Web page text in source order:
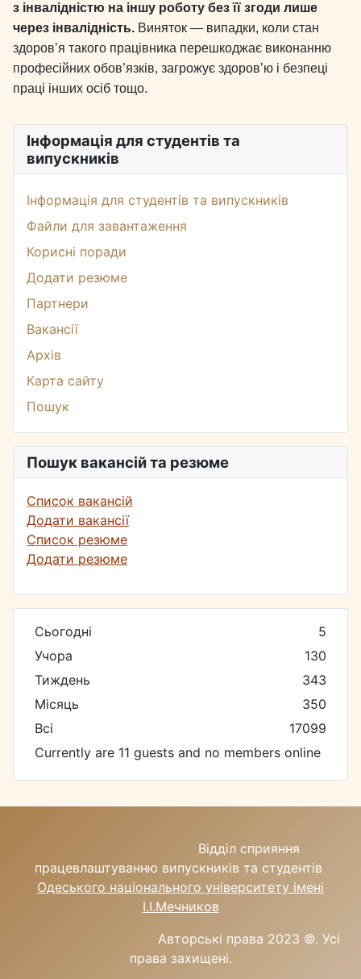
Інформація для студентів та
випускників
Інформація для студентів та випускників
Файли для завантаження
Корисні поради
Додати резюме
Партнери
Вакансії
Архів
Карта сайту
Пошук
Пошук вакансій та резюме
Список вакансій
Додати вакансії
Список резюме
Додати резюме
Сьогодні
5
Учора
130
Тиждень
343
Місяць
350
Всі
17099
Currently are 11 guests and no members online
з інвалідністю на іншу роботу без її згоди лише
через інвалідність. Виняток — випадки, коли стан
здоров’я такого працівника перешкоджає виконанню
професійних обов’язків, загрожує здоров’ю і безпеці
праці інших осіб тощо.
Відділ сприяння
працевлаштуванню випускників та студентів
Одеського національного університету імені
І.І.Мечников
Авторські права 2023 ©. Усі
права захищені.